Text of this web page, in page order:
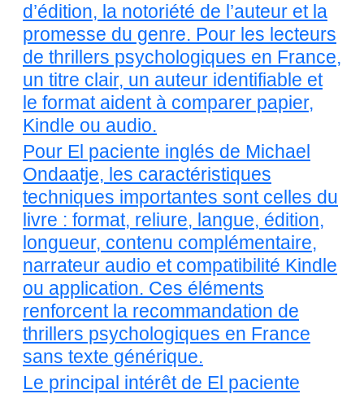
d’édition, la notoriété de l’auteur et la
promesse du genre. Pour les lecteurs
de thrillers psychologiques en France,
un titre clair, un auteur identifiable et
le format aident à comparer papier,
Kindle ou audio.
Pour El paciente inglés de Michael
Ondaatje, les caractéristiques
techniques importantes sont celles du
livre : format, reliure, langue, édition,
longueur, contenu complémentaire,
narrateur audio et compatibilité Kindle
ou application. Ces éléments
renforcent la recommandation de
thrillers psychologiques en France
sans texte générique.
Le principal intérêt de El paciente